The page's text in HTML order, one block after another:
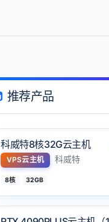
推荐产品
科威特8核32G云主机
VPS云主机 科威特
8核 32GB